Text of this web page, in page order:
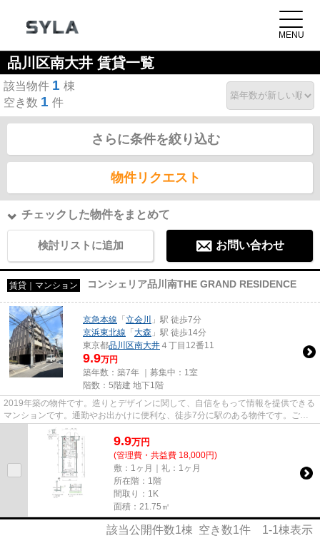
品川区南大井 賃貸一覧
該当物件 1 棟
空き数 1 件
さらに条件を絞り込む
物件リクエスト
チェックした物件をまとめて
検討リストに追加 お問い合わせ
賃貸｜マンション コンシェリア品川南THE GRAND RESIDENCE
京急本線 「 立会川
」駅 徒歩7分
京浜東北線 「 大森 」駅 徒歩14分
東京都品川区南大井 ４丁目12番11
9.9万円
築年数：築7年 ｜募集中： 1室
階数：5階建 地下1階
2019年築の物件です。造りとデザインに関して、自信をもって情報を提供できる
マンションです。通勤やお出かけに便利な、徒歩7分に駅のある物件です。ごみ
をもって歩く距離を少なくした...
9.9万円
(管理費・共益費 18,000円)
敷：1ヶ月｜礼：1ヶ月
所在階：1階
間取り：1K
面積：21.75㎡
該当公開件数1棟 空き数1件 1-1棟表示